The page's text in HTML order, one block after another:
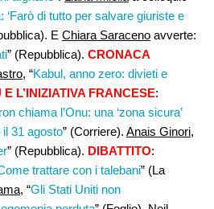
‘Farò di tutto per salvare giuriste e
E Chiara Saraceno avverte:
” (Repubblica). CRONACA
“Kabul, anno zero: divieti e
E L’INIZIATIVA FRANCESE:
chiama l’Onu: una ‘zona sicura’
31 agosto” (Corriere). Anais Ginori,
” (Repubblica). DIBATTITO:
trattare con i talebani” (La
, “Gli Stati Uniti non